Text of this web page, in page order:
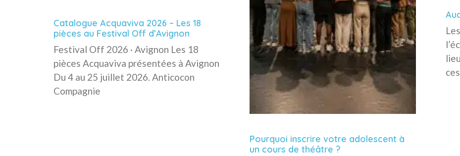
Catalogue Acquaviva 2026 – Les 18
pièces au Festival Off d’Avignon
Festival Off 2026 · Avignon Les 18
pièces Acquaviva présentées à Avignon
Du 4 au 25 juillet 2026. Anticocon
Compagnie
Pourquoi inscrire votre adolescent à
un cours de théâtre ?